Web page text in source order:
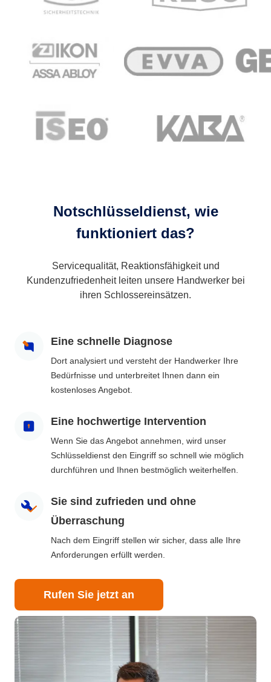
Notschlüsseldienst, wie
funktioniert das?
Servicequalität, Reaktionsfähigkeit und
Kundenzufriedenheit leiten unsere Handwerker bei
ihren Schlossereinsätzen.
Eine schnelle Diagnose
Dort analysiert und versteht der Handwerker Ihre
Bedürfnisse und unterbreitet Ihnen dann ein
kostenloses Angebot.
Eine hochwertige Intervention
Wenn Sie das Angebot annehmen, wird unser
Schlüsseldienst den Eingriff so schnell wie möglich
durchführen und Ihnen bestmöglich weiterhelfen.
Sie sind zufrieden und ohne
Überraschung
Nach dem Eingriff stellen wir sicher, dass alle Ihre
Anforderungen erfüllt werden.
Rufen Sie jetzt an